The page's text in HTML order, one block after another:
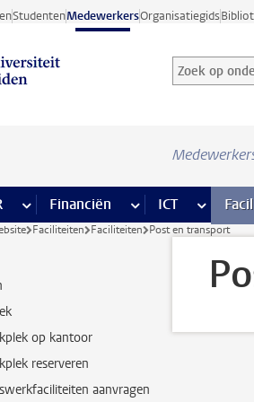
StudentenMedewerkersOrganisatiegids
Zoek op
Zoekterm
meer HR pagina’s
Financiën meer Financiën
ICT meer ICT
Faciliteiten Faciliteiten Post en transport
op kantoor
reserveren
aanvragen